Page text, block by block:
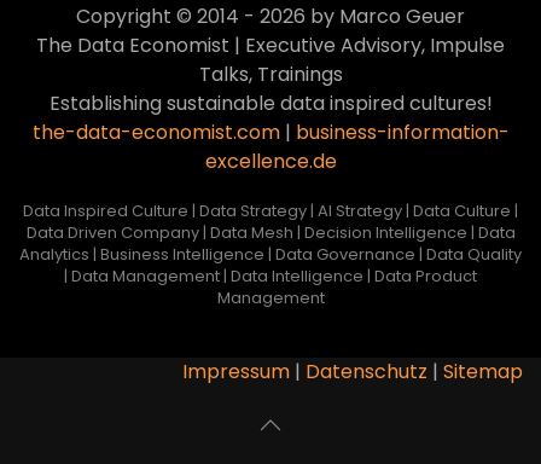
Copyright © 2014 - 2026 by Marco Geuer
The Data Economist | Executive Advisory, Impulse
Talks, Trainings
Establishing sustainable data inspired cultures!
the-data-economist.com| business-information-
excellence.de
Data Inspired Culture | Data Strategy | AI Strategy | Data Culture |
Data Driven Company | Data Mesh | Decision Intelligence | Data
Analytics | Business Intelligence | Data Governance | Data Quality
| Data Management | Data Intelligence | Data Product
Management
Impressum | Datenschutz | Sitemap